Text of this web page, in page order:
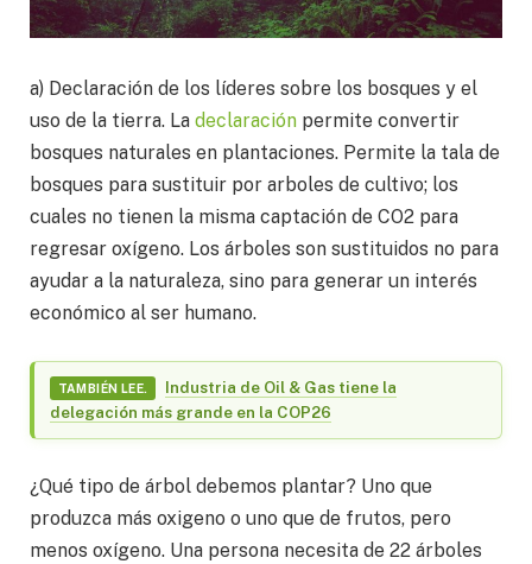
a) Declaración de los líderes sobre los bosques y el
uso de la tierra. La declaración permite convertir
bosques naturales en plantaciones. Permite la tala de
bosques para sustituir por arboles de cultivo; los
cuales no tienen la misma captación de CO2 para
regresar oxígeno. Los árboles son sustituidos no para
ayudar a la naturaleza, sino para generar un interés
económico al ser humano.
TAMBIÉN LEE.
Industria de Oil & Gas tiene la
delegación más grande en la COP26
¿Qué tipo de árbol debemos plantar? Uno que
produzca más oxigeno o uno que de frutos, pero
menos oxígeno. Una persona necesita de 22 árboles